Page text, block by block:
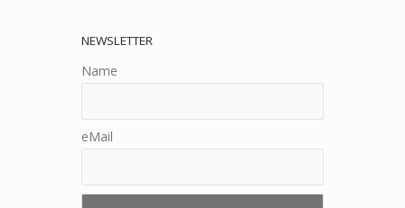
NEWSLETTER
Name
eMail